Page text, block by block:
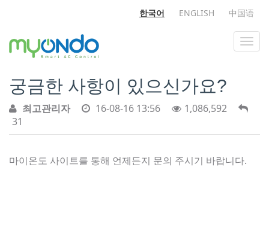
한국어 ENGLISH 中国语
궁금한 사항이 있으신가요?
최고관리자 16-08-16 13:56
1,086,592
31
마이온도 사이트를 통해 언제든지 문의 주시기 바랍니다.